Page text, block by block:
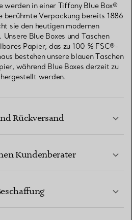
werden in einer Tiffany Blue Box®
berühmte Verpackung bereits 1886
sie den heutigen modernen
Blue Boxes und Taschen
Papier, das zu 100 % FSC®-
bestehen unsere blauen Taschen
während Blue Boxes derzeit zu
werden.
Rückversand
Kundenberater